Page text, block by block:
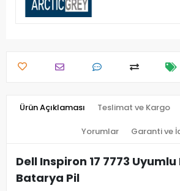
Ürün Açıklaması Teslimat ve Kargo
Yorumlar Garanti ve
Dell Inspiron 17 7773
Batarya Pil